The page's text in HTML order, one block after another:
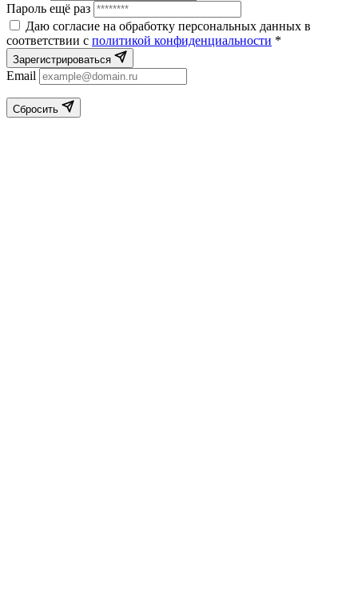
Пароль ещё раз
Даю согласие на обработку персональных данных в
соответствии с политикой конфиденциальности *
Зарегистрироваться
Email
Сбросить